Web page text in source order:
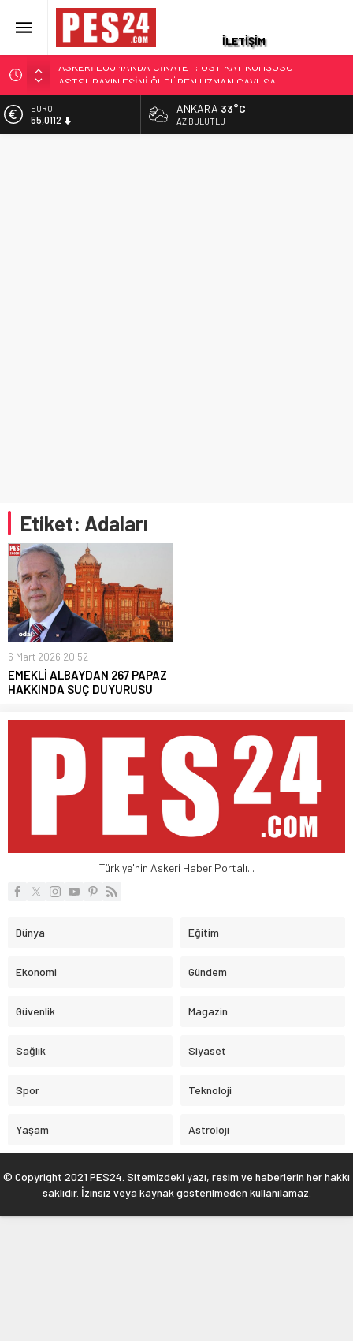
İLETİŞİM
ASKERİ LOJMANDA CİNAYET: ÜST KAT KOMŞUSU
ASTSUBAYIN EŞİNİ ÖLDÜREN UZMAN ÇAVUŞA
AĞIRLAŞTIRIMIŞ MÜEBBET VE 11 YIL HAPİS CEZASI
JANDARMA ASTSUBAYIN EŞİ VE KIZI TOPRAĞA VERİLDİ!
OĞLU İLE KENDİSİ İSE…
EURO
55,0112
ANKARA 33°C
AZ BULUTLU
Etiket: Adaları
6 Mart 2026 20:52
EMEKLİ ALBAYDAN 267 PAPAZ
HAKKINDA SUÇ DUYURUSU
Türkiye'nin Askeri Haber Portalı...
Dünya Eğitim
Ekonomi Gündem
Güvenlik Magazin
Sağlık Siyaset
Spor Teknoloji
Yaşam Astroloji
© Copyright 2021 PES24. Sitemizdeki yazı, resim ve haberlerin her hakkı
saklıdır. İzinsiz veya kaynak gösterilmeden kullanılamaz.